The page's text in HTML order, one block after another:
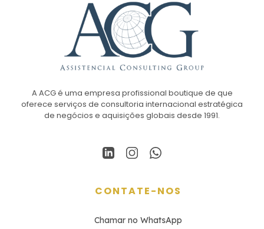
A ACG é uma empresa profissional boutique de que
oferece serviços de consultoria internacional estratégica
de negócios e aquisições globais desde 1991.
CONTATE-NOS
Chamar no WhatsApp